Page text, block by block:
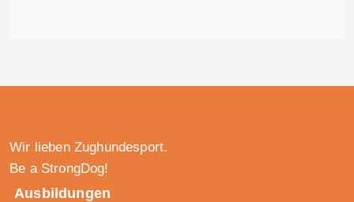
Wir lieben Zughundesport.
Be a StrongDog!
Ausbildungen